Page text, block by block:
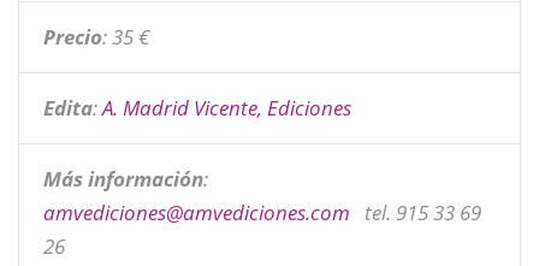
Precio: 35 €
Edita:A. Madrid Vicente, Ediciones
Más información:
amvediciones@amvediciones.com tel. 915 33 69
26